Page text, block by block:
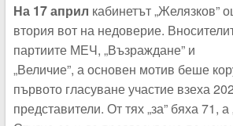
На 17 април кабинетът „Желязков”
втория вот на недоверие.
партиите МЕЧ, „Възраждане” и
„Величие”, а основен мотив беше
първото гласуване участие взеха
представители. От тях „за” бяха 71, а